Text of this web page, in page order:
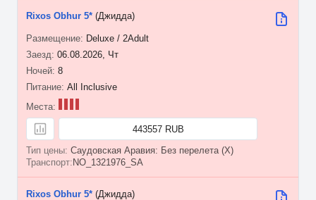
06.08.2026, Чт
8
Rixos Obhur 5* (Джидда)
Deluxe / 2Adult
All Inclusive
443557 RUB
Саудовская Аравия: Без перелета (X)
NO_1321976_SA
Rixos Obhur 5* (Джидда)